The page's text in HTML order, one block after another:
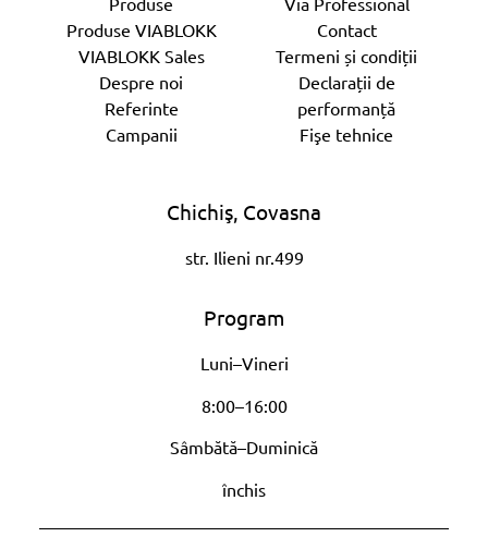
Produse VIABLOKK
VIABLOKK Sales
Despre noi
Referinte
Campanii
Contact
Termeni și condiții
Declarații de
performanță
Fişe tehnice
Chichiş, Covasna
str. Ilieni nr.499
Program
Luni–Vineri
8:00–16:00
Sâmbătă–Duminică
închis